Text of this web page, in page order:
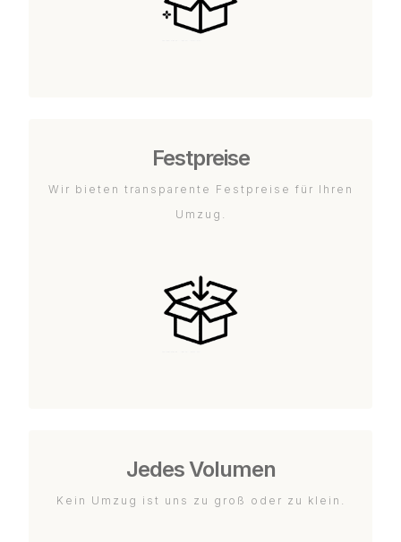
Festpreise
Wir bieten transparente Festpreise für Ihren
Umzug.
Jedes Volumen
Kein Umzug ist uns zu groß oder zu klein.